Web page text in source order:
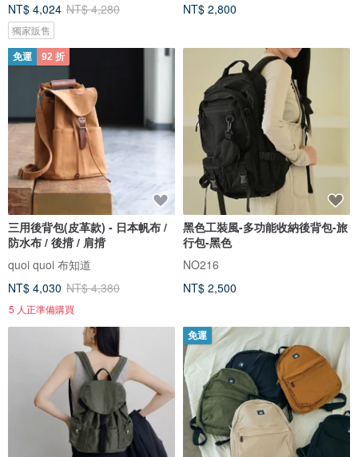
NT$ 4,024 NT$ 4,280
獨家販售
NT$ 2,800
免運 92 折
三用後背包(皮革款) - 日本帆布 /
防水布 / 後揹 / 肩揹
quoi quoi 布知道
NT$ 4,030 NT$ 4,380
5 人正準備購買
黑色工裝風-多功能收納後背包-旅
行包-黑色
NO216
NT$ 2,500
免運